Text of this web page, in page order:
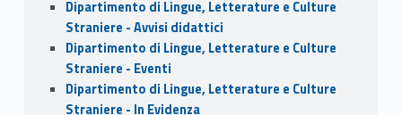
Dipartimento di Lingue, Letterature e Culture
Straniere - Avvisi didattici
Dipartimento di Lingue, Letterature e Culture
Straniere - Eventi
Dipartimento di Lingue, Letterature e Culture
Straniere - In Evidenza